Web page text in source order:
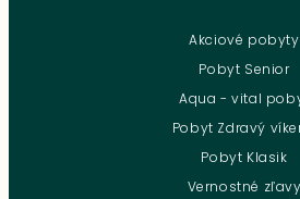
Akciové pobyty
Pobyt Senior
Aqua - vital
Pobyt Zdravý
Pobyt Klasik
Vernostné zľavy